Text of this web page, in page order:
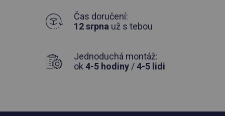
Čas doručení:
12 srpna už s tebou
Jednoduchá montáž:
ok 4-5 hodiny /4-5 lidi